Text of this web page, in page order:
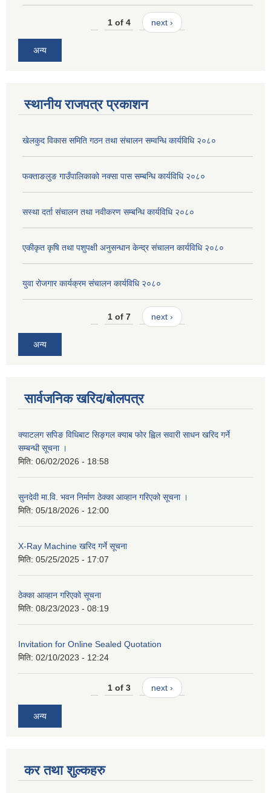
1 of 4 next ›
अन्य
स्थानीय राजपत्र प्रकाशन
खेलकुद विकास समिति गठन तथा संचालन सम्वन्धि कार्यविधि २०८०
फक्ताङलुङ गाउँपालिकाको नक्सा पास सम्बन्धि कार्यविधि २०८०
सस्था दर्ता संचालन तथा नवीकरण सम्बन्धि कार्यविधि २०८०
एकीकृत कृषि तथा पशुपक्षी अनुसन्धान केन्द्र संचालन कार्यविधि २०८०
युवा रोजगार कार्यक्रम संचालन कार्यविधि २०८०
1 of 7 next ›
अन्य
सार्वजनिक खरिद/बोलपत्र
क्याटलग सपिङ विधिबाट सिङ्गल क्याब फोर ह्विल सवारी साधन खरिद गर्ने
सम्बन्धी सूचना ।
मिति: 06/02/2026 - 18:58
सुनदेवी मा.वि. भवन निर्माण ठेक्का आव्हान गरिएको सूचना ।
मिति: 05/18/2026 - 12:00
X-Ray Machine खरिद गर्ने सूचना
मिति: 05/25/2025 - 17:07
ठेक्का आव्हान गरिएको सूचना
मिति: 08/23/2023 - 08:19
Invitation for Online Sealed Quotation
मिति: 02/10/2023 - 12:24
1 of 3 next ›
अन्य
कर तथा शुल्कहरु